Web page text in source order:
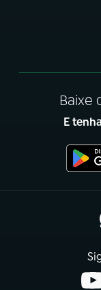
Baixe
E